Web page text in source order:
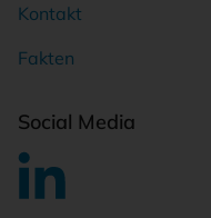
Kontakt
Fakten
Social Media